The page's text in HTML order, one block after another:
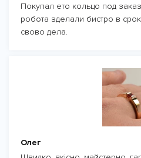
Покупал ето кольцо под
робота зделали бистро в
свово дела.
Олег